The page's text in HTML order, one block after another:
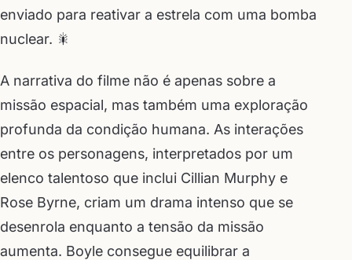
enviado para reativar a estrela com uma bomba
nuclear. 🎇
A narrativa do filme não é apenas sobre a
missão espacial, mas também uma exploração
profunda da condição humana. As interações
entre os personagens, interpretados por um
elenco talentoso que inclui Cillian Murphy e
Rose Byrne, criam um drama intenso que se
desenrola enquanto a tensão da missão
aumenta. Boyle consegue equilibrar a